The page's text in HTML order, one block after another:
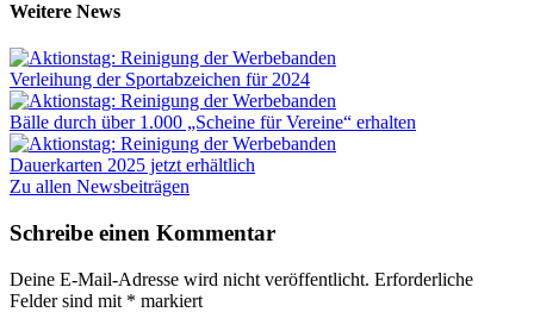
Weitere News
Verleihung der Sportabzeichen für 2024
Bälle durch über 1.000 „Scheine für Vereine“ erhalten
Dauerkarten 2025 jetzt erhältlich
Zu allen Newsbeiträgen
Schreibe einen Kommentar
Deine E-Mail-Adresse wird nicht veröffentlicht. Erforderliche
Felder sind mit * markiert